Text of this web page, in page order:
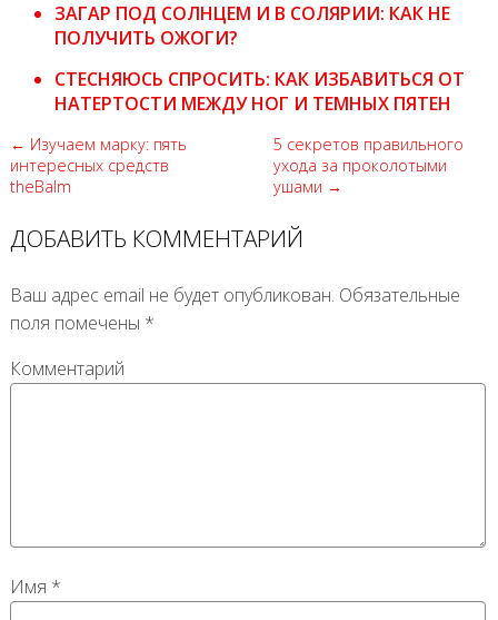
ЗАГАР ПОД СОЛНЦЕМ И В СОЛЯРИИ: КАК НЕ
ПОЛУЧИТЬ ОЖОГИ?
СТЕСНЯЮСЬ СПРОСИТЬ: КАК ИЗБАВИТЬСЯ ОТ
НАТЕРТОСТИ МЕЖДУ НОГ И ТЕМНЫХ ПЯТЕН
← Изучаем марку: пять
интересных средств
theBalm
5 секретов правильного
ухода за проколотыми
ушами →
ДОБАВИТЬ КОММЕНТАРИЙ
Ваш адрес email не будет опубликован. Обязательные
поля помечены *
Комментарий
Имя *